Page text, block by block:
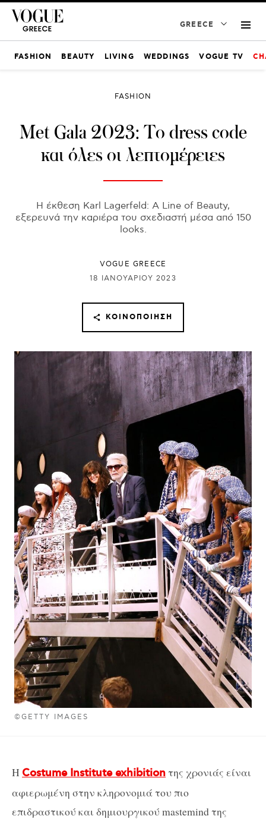
GREECE
FASHION BEAUTY LIVING WEDDINGS VOGUE TV
©GETTY IMAGES
FASHION
Met Gala 2023: Το dress code
και όλες οι λεπτομέρειες
Η έκθεση Karl Lagerfeld: A Line of Beauty,
εξερευνά την καριέρα του σχεδιαστή μέσα από 150
looks.
VOGUE GREECE
18 ΙΑΝΟΥΑΡΊΟΥ 2023
ΚΟΙΝΟΠΟΊΗΣΗ
H Costume Institute exhibitionτης χρονιάς είναι
αφιερωμένη στην κληρονομιά του πιο
επιδραστικού και δημιουργικού mastemind της